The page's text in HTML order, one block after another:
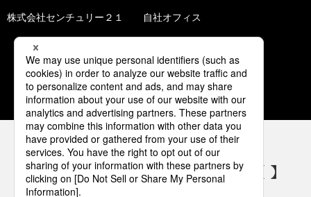
株式会社センチュリー２１ 自社オフィス
1 2 3 4 5
パナソニックの電気設備 SNSアカウント